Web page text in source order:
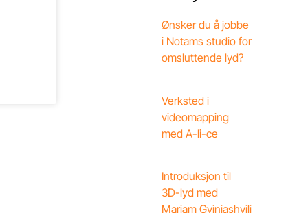
Ønsker du å jobbe
i Notams studio for
omsluttende lyd?
Verksted i
videomapping
med A-li-ce
Introduksjon til
3D-lyd med
Mariam Gviniashvili